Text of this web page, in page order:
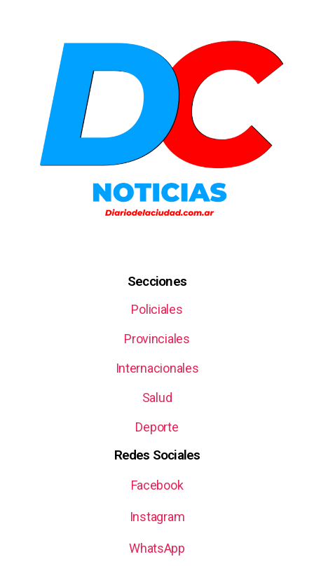
Secciones
Policiales
Provinciales
Internacionales
Salud
Deporte
Redes Sociales
Facebook
Instagram
WhatsApp